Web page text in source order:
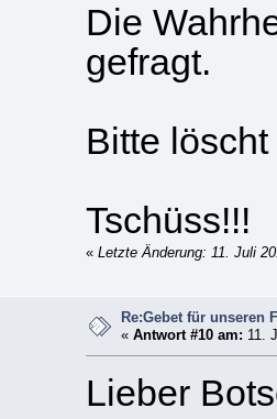
Die
gefragt.
Bitte
Tschüss!!!
« Letzte Änderung: 11. Juli
Re:Gebet für unseren
«Antwort #10 am: 11.
Lieber